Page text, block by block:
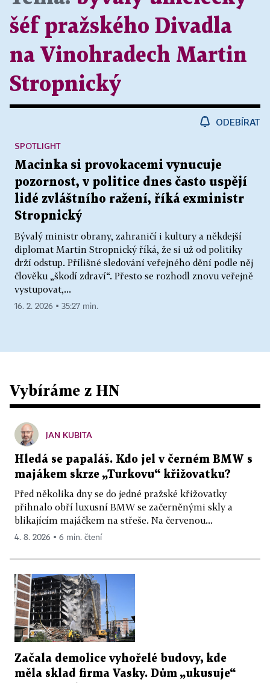
šéf pražského Divadla
na Vinohradech Martin
Stropnický
ODEBÍRAT
Macinka si provokacemi vynucuje
pozornost, v politice dnes často uspějí
lidé zvláštního ražení, říká exministr
Stropnický
Bývalý ministr obrany, zahraničí i kultury a někdejší
diplomat Martin Stropnický říká, že si už od politiky
drží odstup. Přílišné sledování veřejného dění podle něj
člověku „škodí zdraví“. Přesto se rozhodl znovu veřejně
vystupovat,...
SPOTLIGHT
16. 2. 2026 ▪ 35:27 min.
Vybíráme z HN
JAN KUBITA
Hledá se papaláš. Kdo jel v černém BMW s
majákem skrze „Turkovu“ křižovatku?
Před několika dny se do jedné pražské křižovatky
přihnalo obří luxusní BMW se začerněnými skly a
blikajícím majáčkem na střeše. Na červenou...
4. 8. 2026 ▪ 6 min. čtení
Začala demolice vyhořelé budovy, kde
měla sklad firma Vasky. Dům „ukusuje“